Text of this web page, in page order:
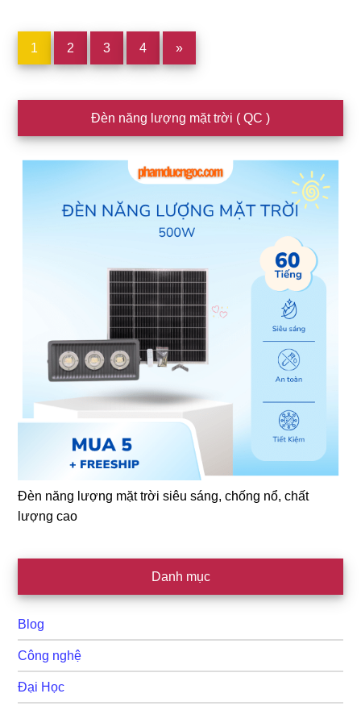
Trang
1 Trang
2 Trang
3 Trang
4 »
chính
Đèn năng lượng mặt trời ( QC )
Đèn năng lượng mặt trời siêu sáng, chống nổ, chất
lượng cao
Danh mục
Blog
Công nghệ
Đại Học